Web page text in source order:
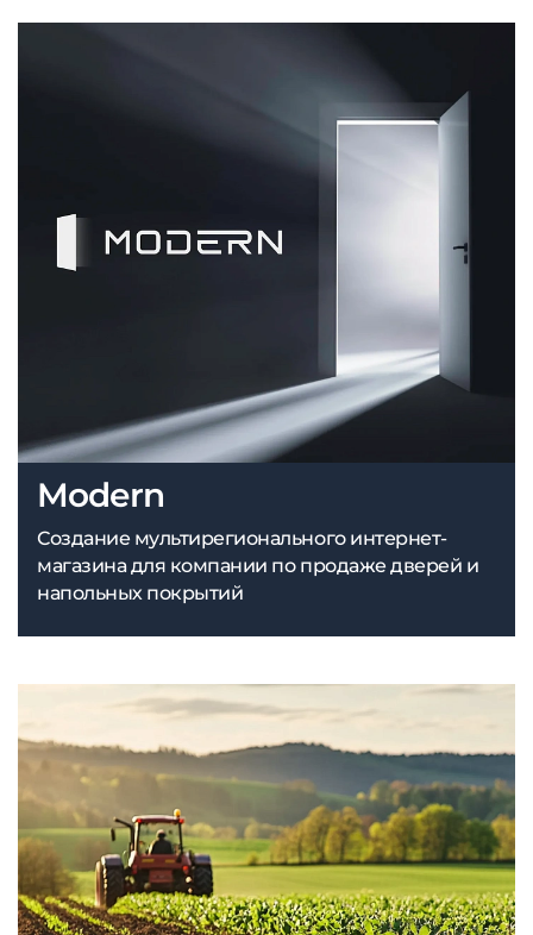
Modern
Создание мультирегионального интернет-
магазина для компании по продаже дверей и
напольных покрытий